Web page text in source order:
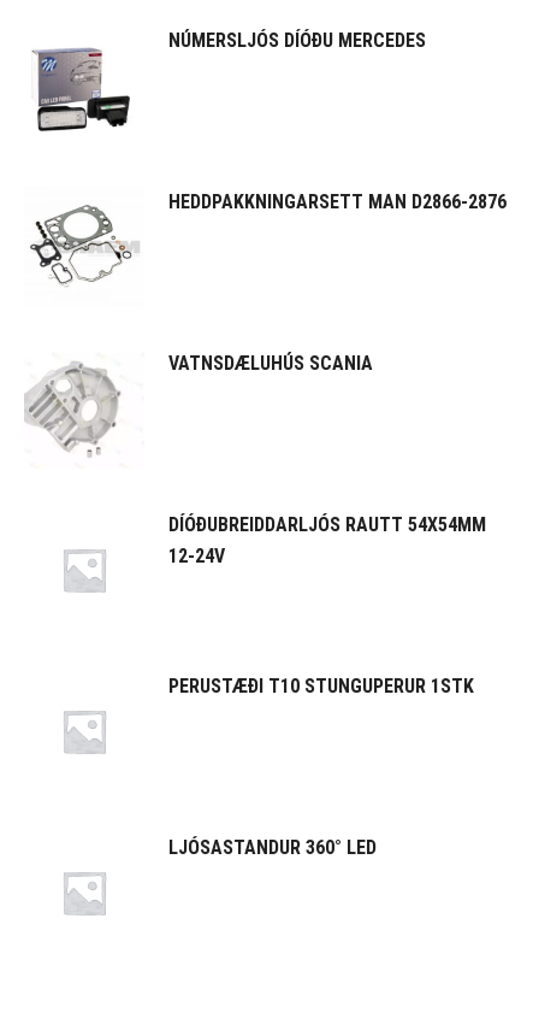
NÚMERSLJÓS DÍÓÐU MERCEDES
HEDDPAKKNINGARSETT MAN D2866-2876
VATNSDÆLUHÚS SCANIA
DÍÓÐUBREIDDARLJÓS RAUTT 54X54MM
12-24V
PERUSTÆÐI T10 STUNGUPERUR 1STK
LJÓSASTANDUR 360° LED